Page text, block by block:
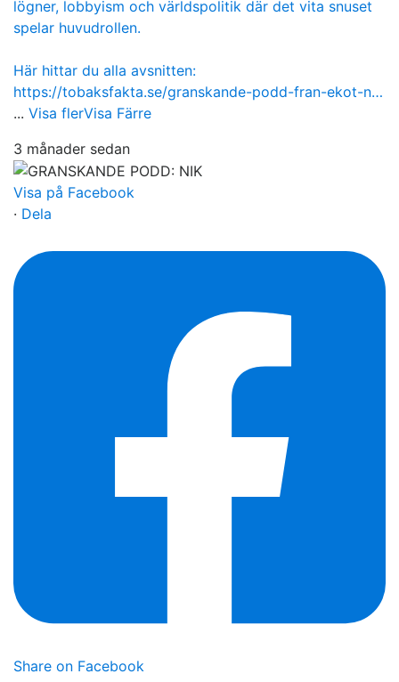
lögner, lobbyism och världspolitik där det vita snuset
spelar huvudrollen.
Här hittar du alla avsnitten:
https://tobaksfakta.se/granskande-podd-fran-ekot-n…
... Visa flerVisa Färre
3 månader sedan
Visa på Facebook
· Dela
Share on Facebook